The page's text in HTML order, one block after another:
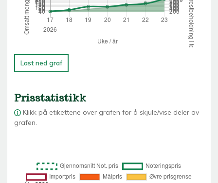
Last ned graf
Prisstatistikk
Klikk på etikettene over grafen for å skjule/vise deler av
grafen.